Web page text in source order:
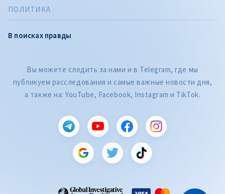
ПОЛИТИКА
В поисках правды
Вы можете следить за нами и в Telegram, где мы
публикуем расследования и самые важные новости дня,
а также на: YouTube, Facebook, Instagram и TikTok.
CITEȘTE